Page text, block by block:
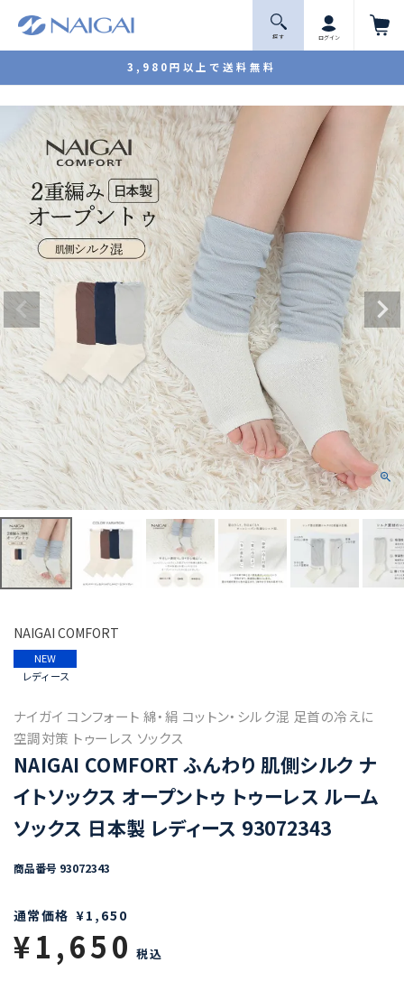
3,980円以上で送料無料
探 す ログイン
NAIGAI COMFORT
NEW
レディース
ナイガイ コンフォート 綿・絹 コットン・シルク混 足首の冷えに
空調対策 トゥーレス ソックス
NAIGAI COMFORT ふんわり 肌側シルク ナ
イトソックス オープントゥ トゥーレス ルーム
ソックス 日本製 レディース 93072343
商品番号 93072343
通常価格 ¥1,650
¥1,650 税込